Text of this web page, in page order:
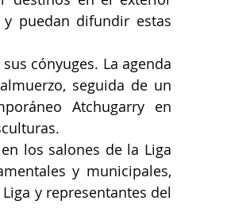
puedan difundir estas
cónyuges. La agenda
seguida de un
Atchugarry en
los salones de la Liga
y municipales,
y representantes del